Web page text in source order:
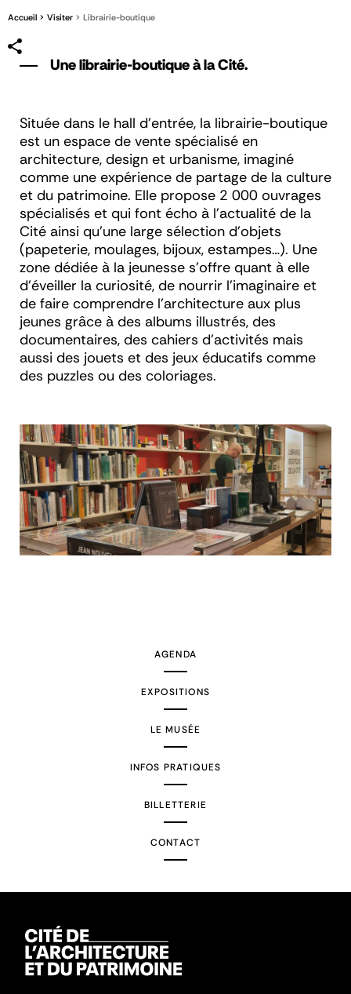
Accueil Visiter Librairie-boutique
Une librairie-boutique à la Cité.
Située dans le hall d’entrée, la librairie-boutique
est un espace de vente spécialisé en
architecture, design et urbanisme, imaginé
comme une expérience de partage de la culture
et du patrimoine. Elle propose 2 000 ouvrages
spécialisés et qui font écho à l'actualité de la
Cité ainsi qu’une large sélection d'objets
(papeterie, moulages, bijoux, estampes…). Une
zone dédiée à la jeunesse s’offre quant à elle
d’éveiller la curiosité, de nourrir l’imaginaire et
de faire comprendre l’architecture aux plus
jeunes grâce à des albums illustrés, des
documentaires, des cahiers d’activités mais
aussi des jouets et des jeux éducatifs comme
des puzzles ou des coloriages.
AGENDA
EXPOSITIONS
LE MUSÉE
INFOS PRATIQUES
BILLETTERIE
CONTACT